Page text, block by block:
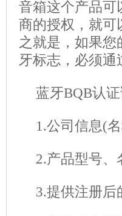
音箱这个产品可
商的授权，就可
之就是，如果您
牙标志，必须通
蓝牙BQB认
1.公司信息(
2.产品型号、
3.提供注册后